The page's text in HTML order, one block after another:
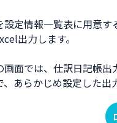
設定情報一覧表に用意
出力します。
画面では、仕訳日記帳
、あらかじめ設定した出